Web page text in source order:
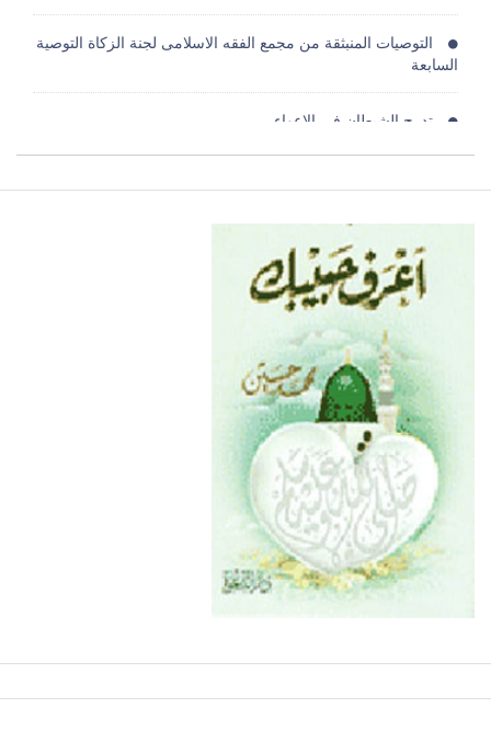
التوصيات المنبثقة من مجمع الفقه الاسلامى لجنة الزكاة التوصية
السابعة
تدرج الشيطان فى الاعواء
حكم اخذالتبرعات من جهات مشبوهة
من تراث الشيح محمد حسين عيسى رحمه الله تهنئة بحلول
حقوق الانسان فى الاسلام
فقه السفر لطلب العلم